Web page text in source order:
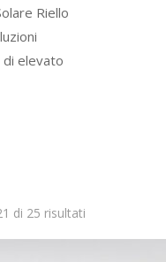
Riello
elevato
di 25 risultati